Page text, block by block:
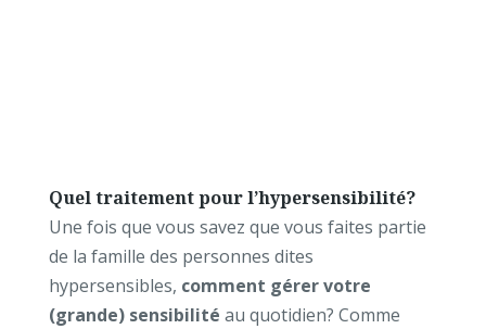
Quel traitement pour l’hypersensibilité?
Une fois que vous savez que vous faites partie
de la famille des personnes dites
hypersensibles, comment gérer votre
(grande) sensibilité au quotidien? Comme